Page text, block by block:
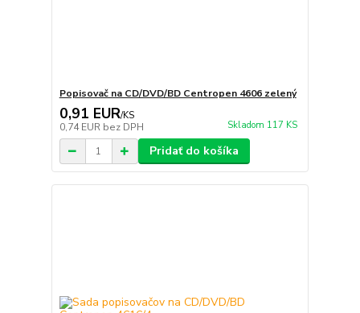
Popisovač na CD/DVD/BD Centropen 4606 zelený
0,91 EUR/KS
0,74 EUR bez DPH Skladom 117 KS
Pridať do košíka